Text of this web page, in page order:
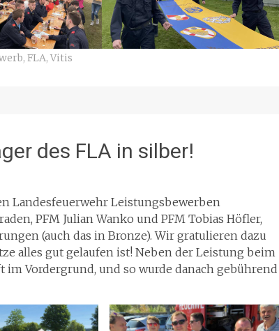
, FLA, Vitis
des FLA in silber!
Landesfeuerwehr Leistungsbewerben
PFM Julian Wanko und PFM Tobias Höfler,
(auch das in Bronze). Wir gratulieren dazu
alles gut gelaufen ist! Neben der Leistung beim
im Vordergrund, und so wurde danach gebührend